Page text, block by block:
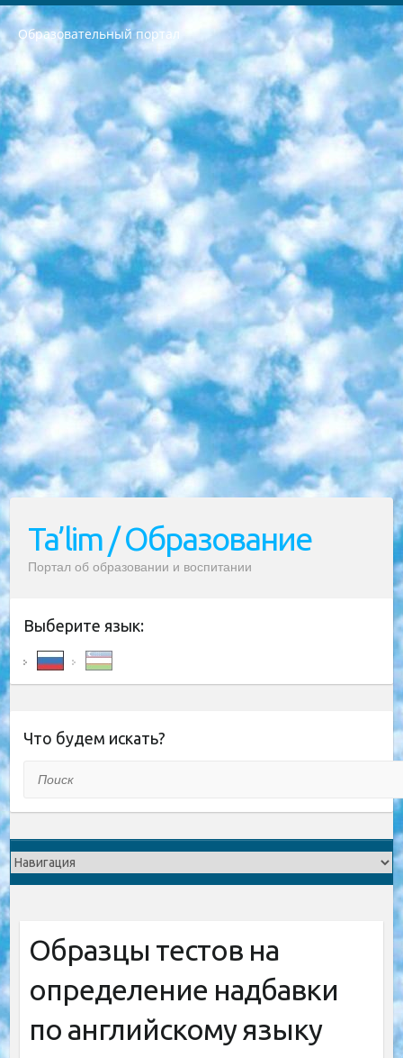
Образовательный портал
РЕСПУБЛИКА УЗБЕКИСТАН МИНИСТРЕРСТВО ДОШКОЛЬНОГО И ШКОЛЬНОГО ОБРАЗОВАНИЯ КОМАНДА в общеобразовательных учреждениях в 2023-2024 учебном году организация и проведение итоговой государственной аттестации обучающихся о Министра дошкольного и школьного образования Республики Узбекистан от 4 марта 2008 года (постановлением Минюста от 20 марта 2008 года № 1778 государственной регистрации) «Итоговое состояние учащихся общего среднего образования на основании положения об утверждении положения об аттестации общего среднего образования выпускной экзамен студентов в образовательных учреждениях в 2023-2024 учебном году В целях организации и прохождения аттестации приказываю: 1. Следующее: перечень предметов, по которым будет проводиться итоговая государственная аттестация и экзамен формы перевода согласно приложению 1; сертификаты международного образца, оценивающие уровень владения иностранными языками перечень согласно приложению 2; 2. Педагогический при специализированных образовательных учреждениях. научно-практический центр квалификации и международной оценки (Д.Давидова) 2024 г. До 25 марта: задания по предметам, по которым будет проводиться итоговая аттестация разработка и утверждение технических условий; итоговая аттестация на основании разработанного предметного задания разработка вопросов по предметам (устно и письменно), экзамен передача; общеобразовательные средние школы и специальные учебные заведения учащиеся выпускных классов школ и интернатов в агентской системе подготовка базы данных экзаменационных материалов и критериев оценки; перевод базы экзаменационных материалов на все языки обучения подать в Республиканский образовательный центр для изготовления; варианты экзаменов на основе разработанных контрольных материалов пусть будут поставлены задачи формирования. 3. Республиканский образовательный центр (Ш.Худайкулов) до 5 апреля 2024 года. до: база данных предоставленных экзаменационных материалов на все языки обучения перевод и экспертиза; для слепых, слабовидящих, глухих, слабослышащих и умственно отсталых детей учащиеся выпускных классов специализированных школ и школ-интернатов база данных экзаменационных материалов на всех преподаваемых языках подготовка критериев оценки; специализированные школы для умственно отсталых детей и технологии для учащихся выпускных классов школ-интернатов разработка соответствующих рекомендаций и критериев проведения ЕГЭ по естествознанию давать задания. 4. Педагогический при специализированных образовательных учреждениях. Научно-практический центр навыков и международной оценки (Д.Давидова), Республика образовательный центр (Худайкулов Ш.) итоговый государственный аттестационный экзамен ориентирован на творческое и логическое мышление при подготовке базы материалов учитывать введение заданий. 5. Следует отметить, что: сертификат государственного образца о знании общеобразовательного предмета и как минимум национальный уровень B1 по предметам на иностранных языках, указанным в Приложении 2. или международно признанный сертификат эквивалентного уровня студенты, изучающие определенный предмет, освобождаются от экзамена; по соответствующим предметам запланирована итоговая государственная аттестация за день до дня, путем жеребьевки Рабочей группой (в письменной форме по предметам, проводимым в форме) из числа сформированных вариантов выбрано 2 варианта; 2 выбранных варианта экзамена анонсированы на официальном сайте министерства и все выпускники по всей стране на основе этих вариантов проводит итоговую государственную аттестацию. 6. Государственное образование учащихся средних общеобразовательных учреждений. знания в соответствии с квалификационными требованиями, которые необходимо приобрести на основании стандартов итоговый (выпускной) контроль для 9 и 11 классов в целях тестирования Экзамены (далее – экзамены) состоят из предметов, перечисленных в приложении 1. будет сделано. 7. Экзамены пройдут с 26 мая по 15 июня 2024 г. (кроме науки физического воспитания). 8. Физическая для учащихся 9 классов общесредних образовательных учреждений. Экзамены по предмету «Образование, квалификация медицина» 1-6 мая 2024 года. сотрудники перевести под присмотр (с отклонениями в физическом или умственном развитии) специализированная школа для детей, школы-интернаты и со сколиозом школы-интернаты санаторного типа для больных детей исключены). 9. Он был слепым, слабовидящим и имел нарушения опорно-двигательного аппарата. экзамены в специализированных школах и интернатах для детей должны проводиться исходя из требований, предъявляемых к общеобразовательным учреждениям (физкультура кроме науки). 10. Специализированная школа для глухих и слабослышащих детей. и экзамены в интернатах и быть реализован в виде письменного теста по математике. 11. Специальность для умственно отсталых детей. Для 9 класса Родной язык и литературное письмо Государственный язык (язык обучения – узбекский). для неклассов) написано Математическое письмо Письменная/устная история Узбекистана Физическое воспитание практично Итоговый контроль Для 11 класса Написание родного языка и литературы (эссе) Математическое письмо Узбекский язык (обучение на узбекском языке) не посещающее общее среднее образование для учреждений)/Образовательное учреждение выбор письменный и устный Иностранный язык письменный/устный Письменная/устная история Узбекистана *По выбору студента:  Химия  Физика  Основы государственного права  География 10 бесплатных образовательных ресурсов - Мы составили подборку онлайн-проектов с интерактивными упражнениями, видеолекциями и статьями. Они помогут вам обрести новые и освежить старые знания бесплатно. 1. «ИНТУИТ» Старейшая образовательная площадка Рунета. Здесь вы найдёте сотни текстовых и видеокурсов на десятки различных тем — от программирования до психологии. Многие курсы подготовлены российскими университетами и крупными международными компаниями вроде Intel и Microsoft. Самостоятельное обучение бесплатное, но желающие могут оплатить услуги персональных наставников. 2. «Смартия» знакомит с актуальными профессиями и подсказывает, как им обучаться. Выбрав заинтересовавшую вас специальность — SMM-специалист, фотограф, веб-дизайнер или другую, — увидите список необходимых для неё умений. Чтобы вы могли освоить их самостоятельно, для каждого умения площадка отображает подборку ссылок на учебные материалы. Хотя «Смартия» ориентируется на русскоязычную аудиторию, часть контента всё же доступна только на английском. 3. «Лекторий Физтеха» Проект Московского физико-технического института (Физтеха). С его помощью вы можете смотреть онлайн серии лекций, записанные на видео в этом вузе. В числе доступных предметов — физика, биология, химия, информационные технологии и другие. К некоторым лекциям администрация ресурса прилагает готовые конспекты, которые можно скачивать в PDF-формате. 4. ITMOcourses Онлайн-площадка Санкт-Петербургского национального исследовательского университета информационных технологий, механики и оптики (ИТМО). Ресурс предоставляет свободный доступ к курсам, разработанным в этом вузе. Каталог материалов разбит на четыре категории: «Оптические системы и технологии», «Приборостроение и робототехника», «Информационные технологии» и «Биотехнологии». Курсы состоят из видеолекций, интерактивных демонстраций и заданий. 5. «КиберЛенинка» Электронная научная библиотека открытого доступа. Каталог площадки регулярно обрастает текстами статей из различных научных изданий. Сгруппированные по журналам и рубрикам публикации можно читать онлайн или скачивать целиком в PDF-формате. Проект нацелен на популяризацию науки за счёт открытого доступа к качественной информации. 6. «ПостНаука» На этом ресурсе публикуют подборки видеолекций, составленные экспертами из разных отраслей и объединённые общими темами. Среди них, к примеру, есть серии «Биоинформатика и геномика», «Культура средневековой Скандинавии» и Cinema Studies о теории кино. Каждая подборка лекций — логически связанная история, рассказанная экспертом от первого лица. Кроме того, на сайте появляются научно-образовательные статьи и тесты на разные темы. 7. «Newочём» Команда проекта «Newочём» отбирает самые интересные тексты из англоязычных СМИ и переводит те из них, за которые голосуют участники сообщества «ВКонтакте». По большей части это научно-популярные статьи. Редакторы придумывают лишь заголовки, в остальном содержание переводов соответствует оригиналам. Полные тексты можно читать прямо в социальной сети. 8. InternetUrok Онлайн-база материалов по основным дисциплинам школьной программы. Информация на сайте структурирована по классам, предметам и темам (урокам). Каждый урок состоит из видеолекций и конспектов. Есть также интерактивные тренажёры и тесты для закрепления пройденного материала. Даже если вы давно окончили школу, возможность повторить программу старших классов всегда может пригодиться. 9. Edutainme Ещё один ресурс об образовании. В отличие от Newtonew, как мне кажется, Edutainme больше ориентируется на представителей индустрии: педагогов, предпринимателей, разработчиков образовательных проектов. Но и любой, кто просто стремится к саморазвитию, найдёт на сайте много полезного и интересного для себя. Например, информацию о новых курсах и образовательных сервисах. 10. Newtonew Онлайн-медиа об образовании и обучении в широком смысле. Авторы Newtonew пишут об инструментах, заведениях, тактиках и стратегиях, которые помогают учить других и получать новые знания самостоятельно. На этой площадке вы найдёте новости, обзоры, аналитические мат
Ta’lim / Образование
Портал об образовании и воспитании
Выберите язык:
Что будем искать?
Образцы тестов на
определение надбавки
по английскому языку